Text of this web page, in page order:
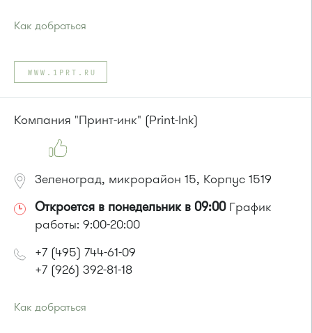
Как добраться
Автобусы № 3, 7, 13, 30
или до остановки"Западная"
Автобусы № 7, 13, 30, 3
WWW.1PRT.RU
Компания "Принт-инк" (Print-Ink)
Зеленоград, микрорайон 15, Корпус 1519
Откроется в понедельник в 09:00График
работы: 9:00-20:00
+7 (495) 744-61-09
+7 (926) 392-81-18
Как добраться